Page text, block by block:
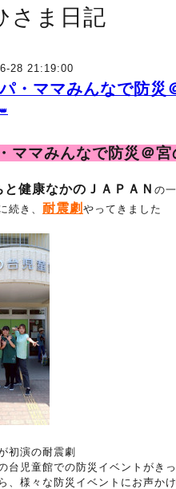
さま日記
28 21:19:00
・ママみんなで防災
ママみんなで防災＠宮
と健康なかのＪＡＰＡＮ の
続き、 耐震劇 やってきました
初演の耐震劇
台児童館での防災イベントがき
、様々な防災イベントにお声か